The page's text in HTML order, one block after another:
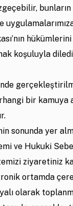
koşuluyla
bir
sonunda yer
ve Hukuki
ziyaretiniz
ortamda
olarak